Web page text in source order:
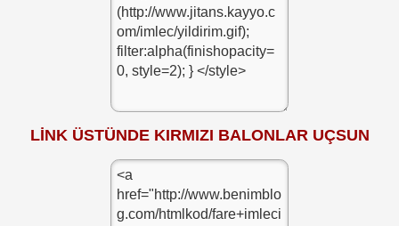
LİNK ÜSTÜNDE KIRMIZI BALONLAR UÇSUN